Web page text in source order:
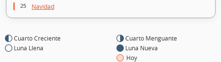
25 Navidad
Cuarto Creciente
Luna Llena
Cuarto Menguante
Luna Nueva
Hoy